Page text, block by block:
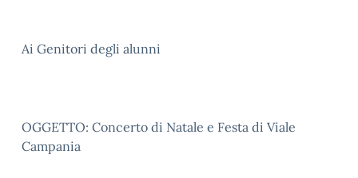
Ai Genitori degli alunni
OGGETTO: Concerto di Natale e Festa di Viale
Campania